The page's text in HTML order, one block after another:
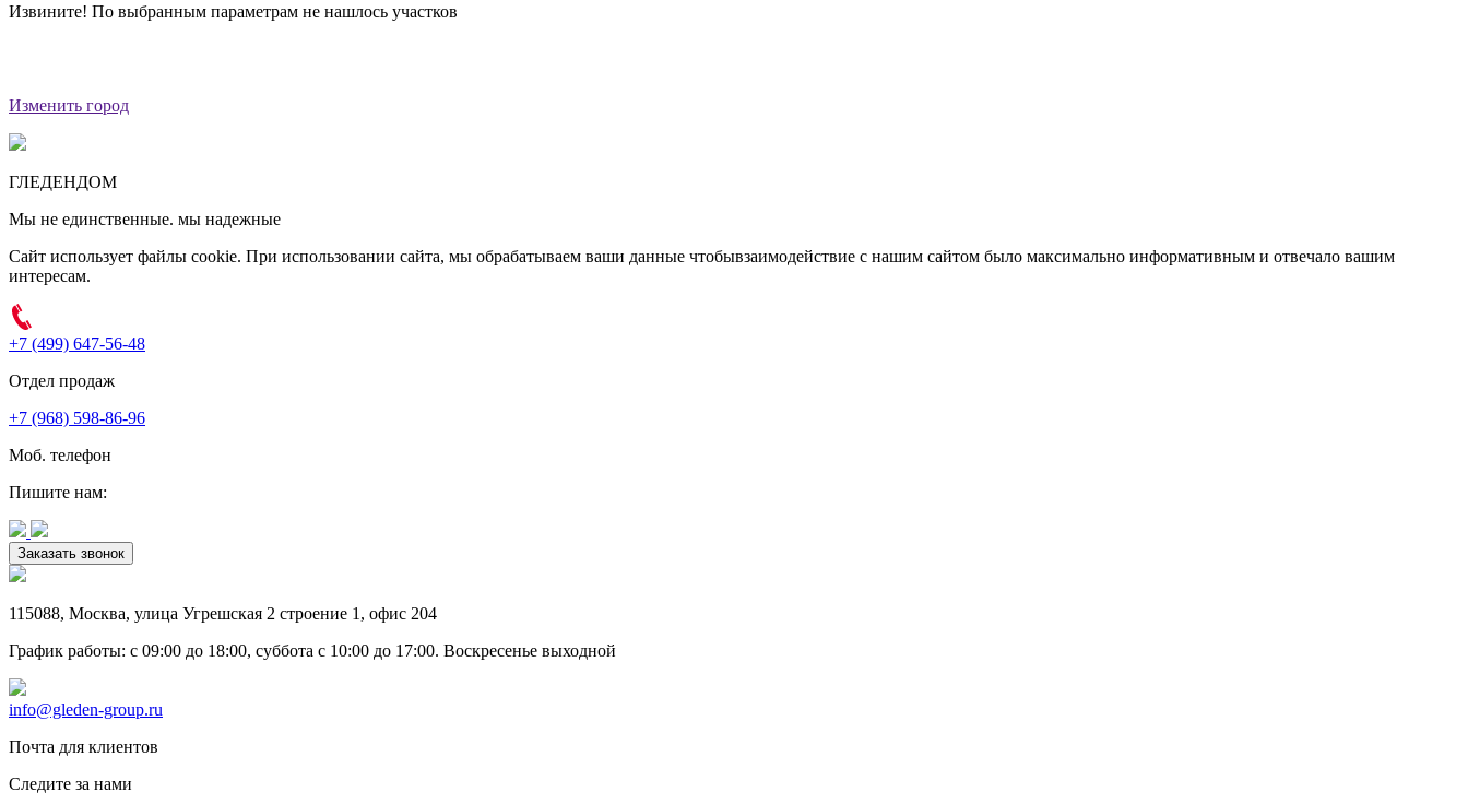
Извините! По выбранным параметрам не нашлось участков
Изменить город
ГЛЕДЕНДОМ
Мы не единственные. мы надежные
Сайт использует файлы cookie. При использовании сайта, мы обрабатываем ваши данные чтобывзаимодействие с нашим сайтом было максимально информативным и отвечало вашим
интересам.
+7 (499) 647-56-48
Отдел продаж
+7 (968) 598-86-96
Моб. телефон
Пишите нам:
Заказать звонок
115088, Москва, улица Угрешская 2 строение 1 , офис 204
График работы: c 09:00 до 18:00, суббота c 10:00 до 17:00. Воскресенье выходной
info@gleden-group.ru
Почта для клиентов
Следите за нами